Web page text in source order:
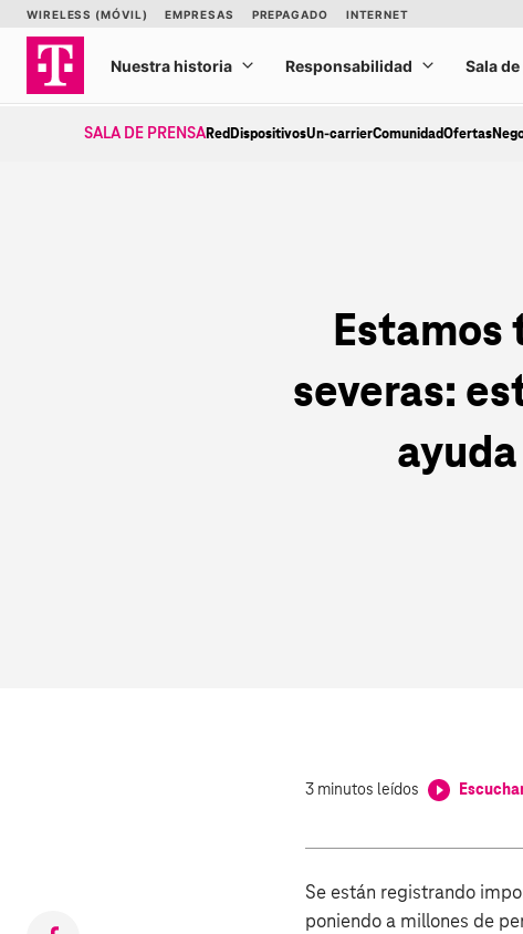
contenido
SALA DE PRENSARed DispositivosUn-carrierComunidadOfertas
Estamos
severas:
3 minutos leídos
Listen to this article
Se están registrando
poniendo a millones de